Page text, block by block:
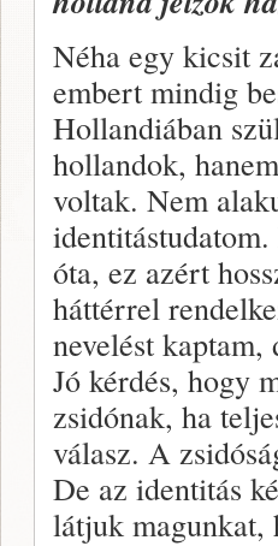
Néha egy kicsit
embert mindig
Hollandiában
hollandok,
voltak. Nem
óta, ez azért
háttérrel
nevelést kaptam,
Jó kérdés, hogy
zsidónak, ha
válasz. A
De az identitás
látjuk magunkat,